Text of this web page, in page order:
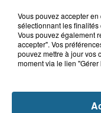
Vous pouvez accepter
sélectionnant les finalités
Vous pouvez également
accepter". Vos
pouvez mettre à jour vos
moment via le lien